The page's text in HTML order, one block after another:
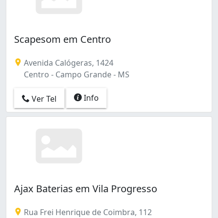
Scapesom em Centro
Avenida Calógeras, 1424
Centro - Campo Grande - MS
Ver Tel Info
Ajax Baterias em Vila Progresso
Rua Frei Henrique de Coimbra, 112